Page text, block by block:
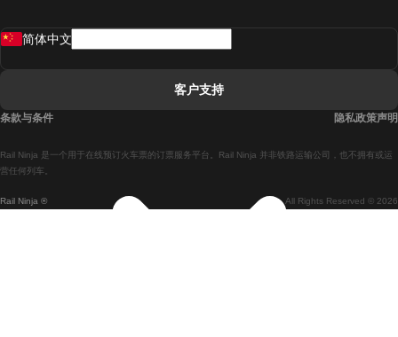
馬德里開往巴塞罗那的列車
Rail Ninja ® All Rights Reserved © 2026
Rail Ninja 是一个用于在线预订火车票的订票服务平台。Rail Ninja 并非铁路运输公司，也不拥有或运
营任何列车。
简体中文
客户支持
条款与条件 隐私政策声明